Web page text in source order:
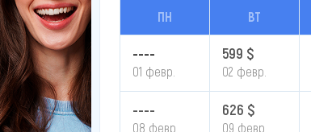
ПН ВТ
----
01 февр.
599 $
02 февр.
----
08 февр.
626 $
09 февр.